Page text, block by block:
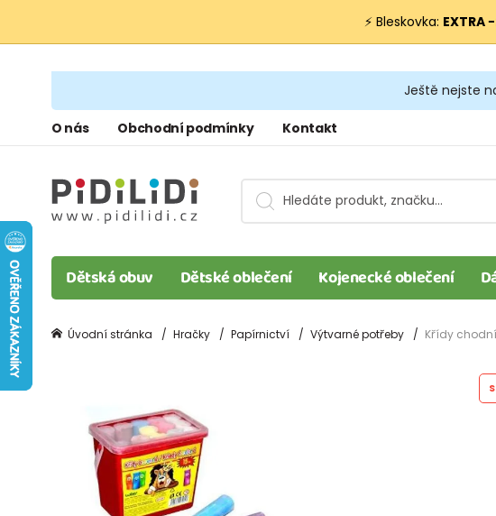
⚡ Bleskovka: EXTRA
Ještě nejste
O nás Obchodní podmínky Kontakt
Dětská obuv Dětské oblečení Kojenecké oblečení
Úvodní stránka Hračky Papírnictví Výtvarné potřeby Křídy